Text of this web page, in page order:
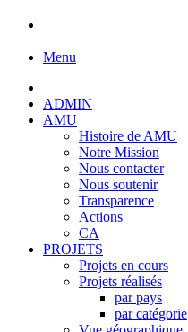
Menu
ADMIN
AMU
Histoire de AMU
Notre Mission
Nous contacter
Nous soutenir
Transparence
Actions
CA
PROJETS
Projets en cours
Projets réalisés
par pays
par catégorie